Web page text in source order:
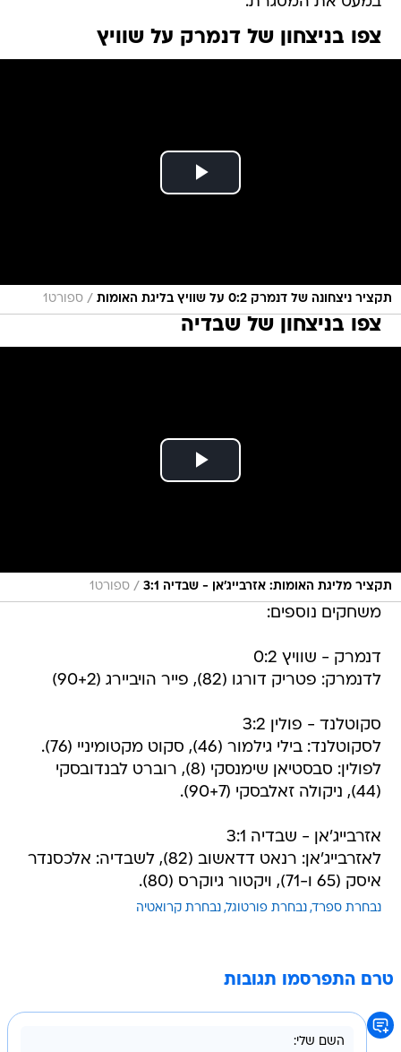
צפו בניצחון של דנמרק על שוויץ
תקציר ניצחונה של דנמרק 0:2 על שוויץ בליגת האומות / ספורט1
צפו בניצחון של שבדיה
תקציר מליגת האומות: אזרבייג'אן - שבדיה 3:1 / ספורט1
משחקים נוספים:
דנמרק - שוויץ 0:2
לדנמרק: פטריק דורגו (82), פייר הויביירג (90+2)
סקוטלנד - פולין 3:2
לסקוטלנד: בילי גילמור (46), סקוט מקטומיניי (76).
לפולין: סבסטיאן שימנסקי (8), רוברט לבנדובסקי
(44), ניקולה זאלבסקי (90+7).
אזרבייג'אן - שבדיה 3:1
לאזרבייג'אן: רנאט דדאשוב (82), לשבדיה: אלכסנדר
איסק (65 ו-71), ויקטור גיוקרס (80).
נבחרת ספרד נבחרת פורטוגל נבחרת קרואטיה
טרם התפרסמו תגובות